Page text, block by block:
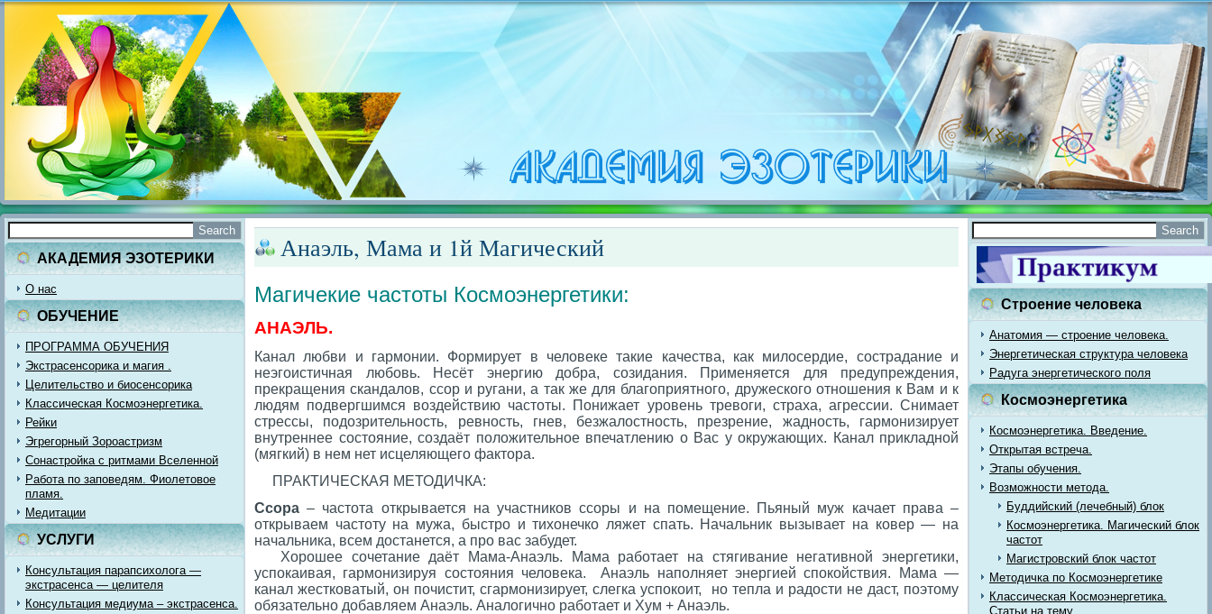
АКАДЕМИЯ ЭЗОТЕРИКИ
О нас
ОБУЧЕНИЕ
ПРОГРАММА ОБУЧЕНИЯ
Экстрасенсорика и магия .
Целительство и биосенсорика
Классическая Космоэнергетика.
Рейки
Эгрегорный Зороастризм
Сонастройка с ритмами Вселенной
Работа по заповедям. Фиолетовое
пламя.
Медитации
УСЛУГИ
Консультация парапсихолога —
экстрасенса — целителя
Консультация медиума – экстрасенса.
Анаэль, Мама и 1й Магический
Магичекие частоты Космоэнергетики:
АНАЭЛЬ.
Канал любви и гармонии. Формирует в человеке такие качества, как милосердие, сострадание и
неэгоистичная любовь. Несёт энергию добра, созидания. Применяется для предупреждения,
прекращения скандалов, ссор и ругани, а так же для благоприятного, дружеского отношения к Вам и к
людям подвергшимся воздействию частоты. Понижает уровень тревоги, страха, агрессии. Снимает
стрессы, подозрительность, ревность, гнев, безжалостность, презрение, жадность, гармонизирует
внутреннее состояние, создаёт положительное впечатлению о Вас у окружающих. Канал прикладной
(мягкий) в нем нет исцеляющего фактора.
ПРАКТИЧЕСКАЯ МЕТОДИЧКА:
Ссора – частота открывается на участников ссоры и на помещение. Пьяный муж качает права –
открываем частоту на мужа, быстро и тихонечко ляжет спать. Начальник вызывает на ковер — на
начальника, всем достанется, а про вас забудет.
Хорошее сочетание даёт Мама-Анаэль. Мама работает на стягивание негативной энергетики,
успокаивая, гармонизируя состояния человека. Анаэль наполняет энергией спокойствия. Мама —
канал жестковатый, он почистит, сгармонизирует, слегка успокоит, но тепла и радости не даст, поэтому
обязательно добавляем Анаэль. Аналогично работает и Хум + Анаэль.
Строение человека
Анатомия — строение человека.
Энергетическая структура человека
Радуга энергетического поля
Космоэнергетика
Космоэнергетика. Введение.
Открытая встреча.
Этапы обучения.
Возможности метода.
Буддийский (лечебный) блок
Космоэнергетика. Магический блок
частот
Магистровский блок частот
Методичка по Космоэнергетике
Классическая Космоэнергетика.
Статьи на тему